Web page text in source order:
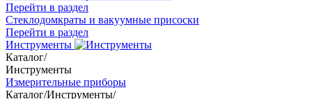
Перейти в раздел
Стеклодомкраты и вакуумные присоски
Перейти в раздел
Инструменты
Каталог/
Инструменты
Измерительные приборы
Каталог/Инструменты/